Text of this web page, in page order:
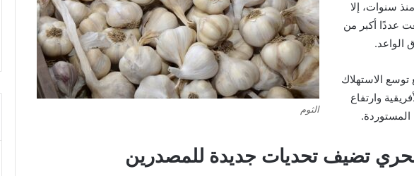
الثوم
سنوات، إلا
عددًا أكبر من
الواعد.
توسع الاستهلاك
وارتفاع
المستوردة.
تضيف تحديات جديدة للمصدرين